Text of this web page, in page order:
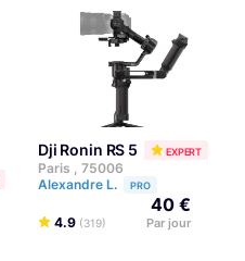
Dji Ronin RS 5 EXPERT
Paris , 75006
Alexandre L.
PRO
4.9 (319)
40 €
Par jour